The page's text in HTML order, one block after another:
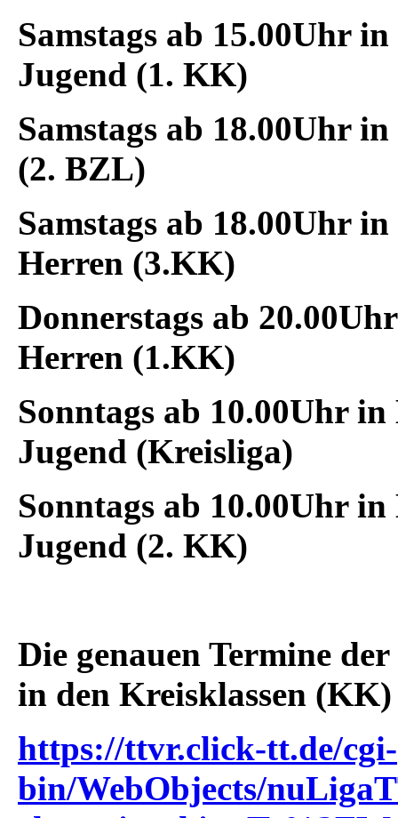
Samstags ab 15.00Uhr in
Jugend (1. KK)
Samstags ab 18.00Uhr in
(2. BZL)
Samstags ab 18.00Uhr in
Herren (3.KK)
Donnerstags ab
Herren (1.KK)
Sonntags ab 10.00Uhr in
Jugend (Kreisliga)
Sonntags ab 10.00Uhr in
Jugend (2. KK)
Die genauen Termine
in den Kreisklassen
https://ttvr.click-tt.de/cgi-
bin/WebObjects/